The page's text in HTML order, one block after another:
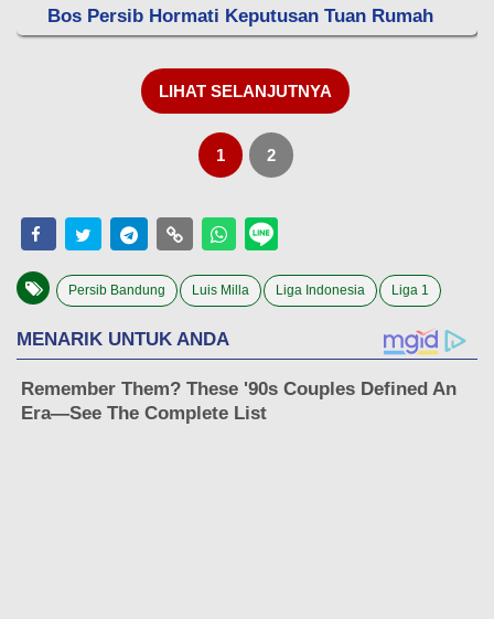
Bos Persib Hormati Keputusan Tuan Rumah
LIHAT SELANJUTNYA
1 2
Persib Bandung Luis Milla Liga Indonesia Liga 1